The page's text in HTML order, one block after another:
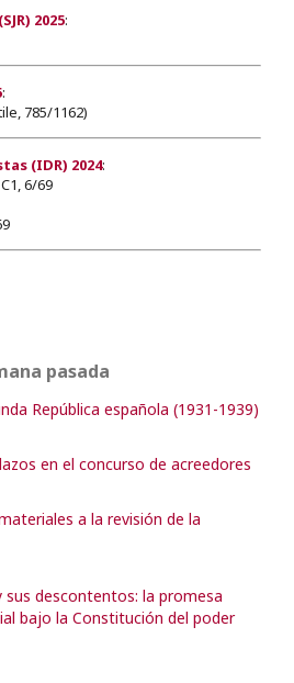
2025:
:
785/1162)
(IDR) 2024:
6/69
pasada
República española (1931-1939)
en el concurso de acreedores
a la revisión de la
sus descontentos: la promesa
bajo la Constitución del poder